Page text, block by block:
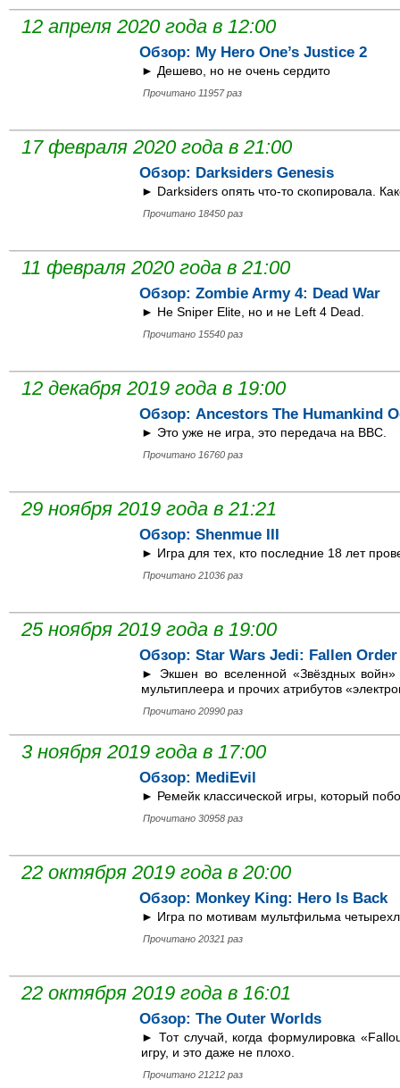
12 апреля 2020 года в 12:00
Обзор: My Hero One’s Justice 2
► Дешево, но не очень сердито
Прочитано 11957 раз
17 февраля 2020 года в 21:00
Обзор: Darksiders Genesis
► Darksiders опять что-то скопировала.
Прочитано 18450 раз
11 февраля 2020 года в 21:00
Обзор: Zombie Army 4: Dead War
► Не Sniper Elite, но и не Left 4 Dead.
Прочитано 15540 раз
12 декабря 2019 года в 19:00
Обзор: Ancestors The Humankind
► Это уже не игра, это передача на BBC.
Прочитано 16760 раз
29 ноября 2019 года в 21:21
Обзор: Shenmue III
► Игра для тех, кто последние 18 лет
Прочитано 21036 раз
25 ноября 2019 года в 19:00
Обзор: Star Wars Jedi: Fallen Order
► Экшен во вселенной «Звёздных войн»
мультиплеера и прочих атрибутов
Прочитано 20990 раз
3 ноября 2019 года в 17:00
Обзор: MediEvil
► Ремейк классической игры, который
Прочитано 30958 раз
22 октября 2019 года в 20:00
Обзор: Monkey King: Hero Is Back
► Игра по мотивам мультфильма
Прочитано 20321 раз
22 октября 2019 года в 16:01
Обзор: The Outer Worlds
► Тот случай, когда формулировка
игру, и это даже не плохо.
Прочитано 21212 раз